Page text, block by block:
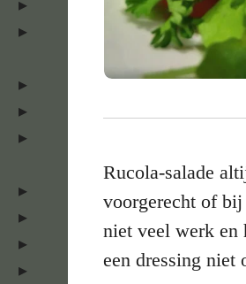
Rucola-salade
voorgerecht of
niet veel werk en
een dressing niet